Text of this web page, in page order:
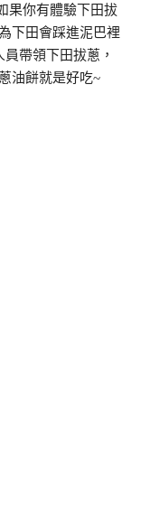
果你有體驗下田拔
下田會踩進泥巴裡
帶領下田拔蔥，
油餅就是好吃~